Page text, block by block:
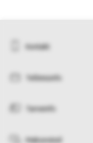
Kontakt
Tellimisinfo
Tarneinfo
Makseviisid